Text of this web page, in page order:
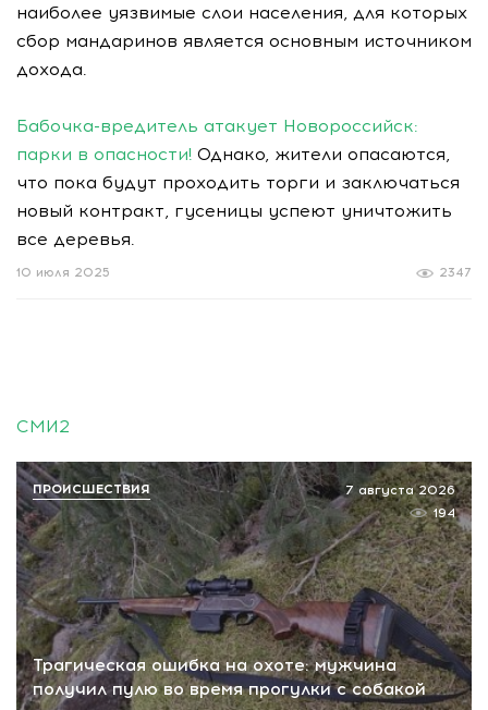
наиболее уязвимые слои населения, для которых
сбор мандаринов является основным источником
дохода.
Бабочка-вредитель атакует Новороссийск:
парки в опасности! Однако, жители опасаются,
что пока будут проходить торги и заключаться
новый контракт, гусеницы успеют уничтожить
все деревья.
2347
10 июля 2025
СМИ2
Трагическая ошибка на охоте: мужчина
получил пулю во время прогулки с собакой
7 августа 2026
194
ПРОИСШЕСТВИЯ